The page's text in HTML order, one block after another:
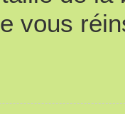
vous